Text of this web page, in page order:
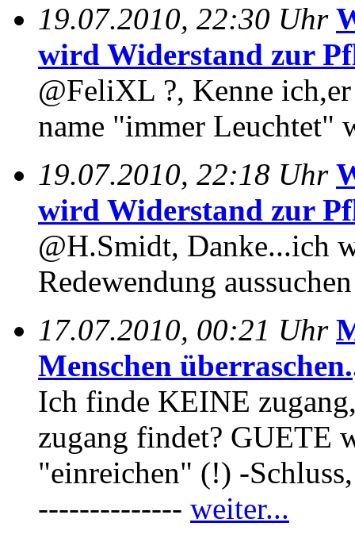
19.07.2010, 22:30 Uhr
wird Widerstand zur
@FeliXL ?, Kenne
name "immer Leuchtet"
19.07.2010, 22:18 Uhr
wird Widerstand zur
@H.Smidt, Danke...ich
Redewendung
17.07.2010, 00:21 Uhr
Menschen überraschen.
Ich finde KEINE
zugang findet? GUETE
"einreichen" (!) -
-------------- weiter...